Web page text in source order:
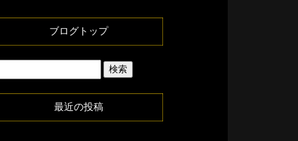
ブログトップ
最近の投稿